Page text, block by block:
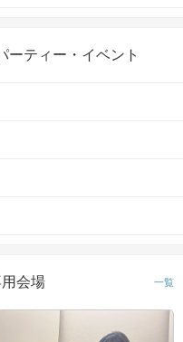
ーティー・イベント
会場 一覧